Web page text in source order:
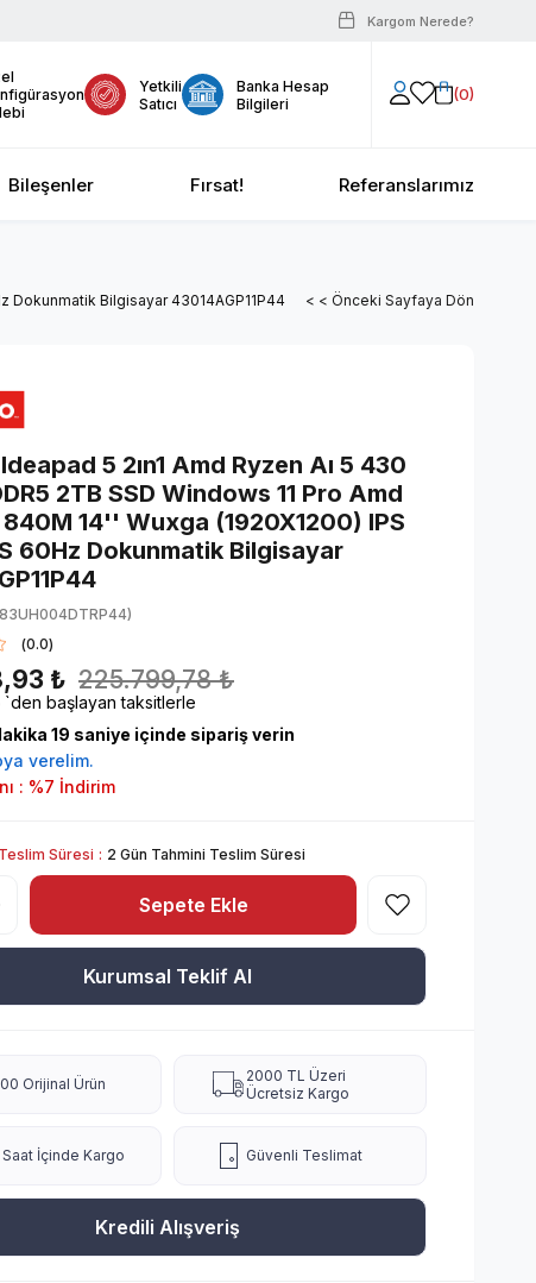
Kargom Nerede?
Yetkili
Satıcı
Banka Hesap
Bilgileri
0
Bileşenler Fırsat! Referanslarımız
Dokunmatik Bilgisayar 43014AGP11P44 < < Önceki Sayfaya Dön
5 2ın1 Amd Ryzen Aı 5 430
2TB SSD Windows 11 Pro Amd
14'' Wuxga (1920X1200) IPS
60Hz Dokunmatik Bilgisayar
0.0
225.799,78 ₺
₺
`den başlayan taksitlerle
18 saniye içinde sipariş verin
verelim.
: %7 İndirim
Süresi : 2 Gün Tahmini Teslim Süresi
Kurumsal Teklif Al
Orijinal Ürün
2000 TL Üzeri
Ücretsiz Kargo
Saat İçinde Kargo Güvenli Teslimat
Kredili Alışveriş